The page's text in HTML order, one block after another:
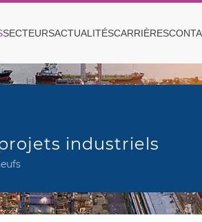
SECTEURSACTUALITÉSCARRIÈRES
industriels